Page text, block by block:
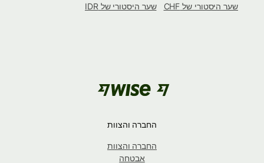
שער היסטורי של CHF
שער היסטורי של IDR
החברה והצוות
החברה והצוות
אבטחה